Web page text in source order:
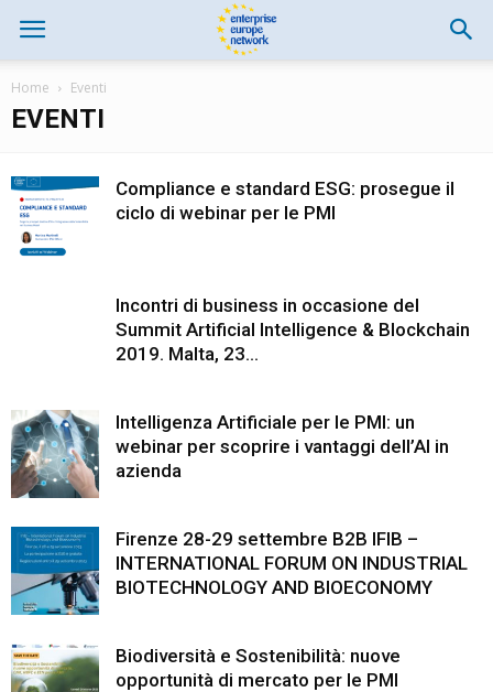
Home Eventi
EVENTI
Compliance e standard ESG: prosegue il
ciclo di webinar per le PMI
Incontri di business in occasione del
Summit Artificial Intelligence & Blockchain
2019. Malta, 23...
Intelligenza Artificiale per le PMI: un
webinar per scoprire i vantaggi dell’AI in
azienda
Firenze 28-29 settembre B2B IFIB –
INTERNATIONAL FORUM ON INDUSTRIAL
BIOTECHNOLOGY AND BIOECONOMY
Biodiversità e Sostenibilità: nuove
opportunità di mercato per le PMI